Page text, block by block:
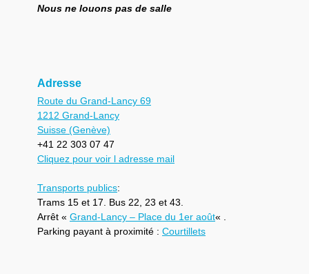
Nous ne louons pas de salle
Adresse
Route du Grand-Lancy 69
1212 Grand-Lancy
Suisse (Genève)
+41 22 303 07 47
Cliquez pour voir l adresse mail
Transports publics:
Trams 15 et 17. Bus 22, 23 et 43.
Arrêt « Grand-Lancy – Place du 1er août« .
Parking payant à proximité : Courtillets